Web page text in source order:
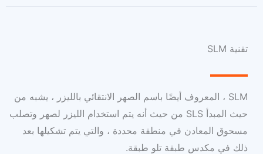
تقنية SLM
SLM ، المعروف أيضًا باسم الصهر الانتقائي بالليزر ، يشبه من
حيث المبدأ SLS من حيث أنه يتم استخدام الليزر لصهر وتصلب
مسحوق المعادن في منطقة محددة ، والتي يتم تشكيلها بعد
ذلك في مكدس طبقة تلو طبقة.